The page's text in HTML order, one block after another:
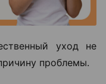
уход не
проблемы.